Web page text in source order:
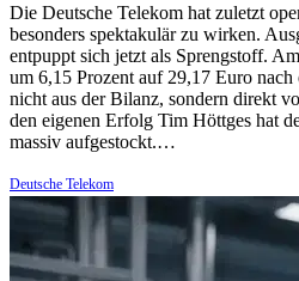
Die Deutsche Telekom hat zuletzt
besonders spektakulär zu wirken.
entpuppt sich jetzt als Sprengstoff.
um 6,15 Prozent auf 29,17 Euro
nicht aus der Bilanz, sondern direkt
den eigenen Erfolg Tim Höttges hat
massiv aufgestockt.…
Deutsche Telekom